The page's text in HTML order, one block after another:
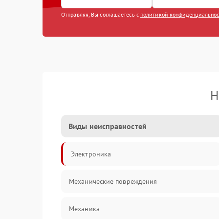
Отправляя, Вы соглашаетесь с политикой
Виды неисправностей
Электроника
Механические повреждения
Механика